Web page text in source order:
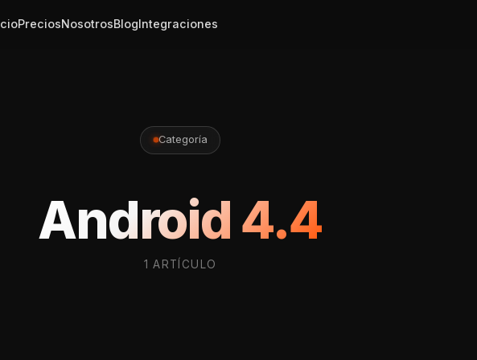
PreciosNosotrosBlogIntegraciones
Categoría
Android 4.4
1 ARTÍCULO